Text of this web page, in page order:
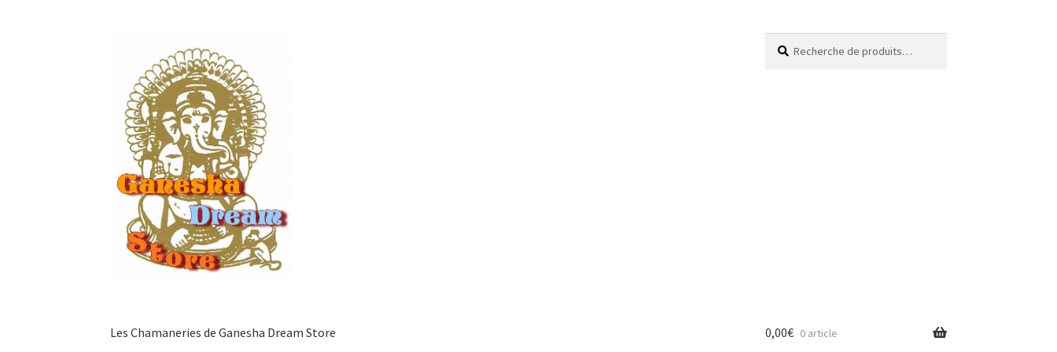
navigation
contenu
pour :
Les Chamaneries de Ganesha Dream Store 0,00€ 0 article